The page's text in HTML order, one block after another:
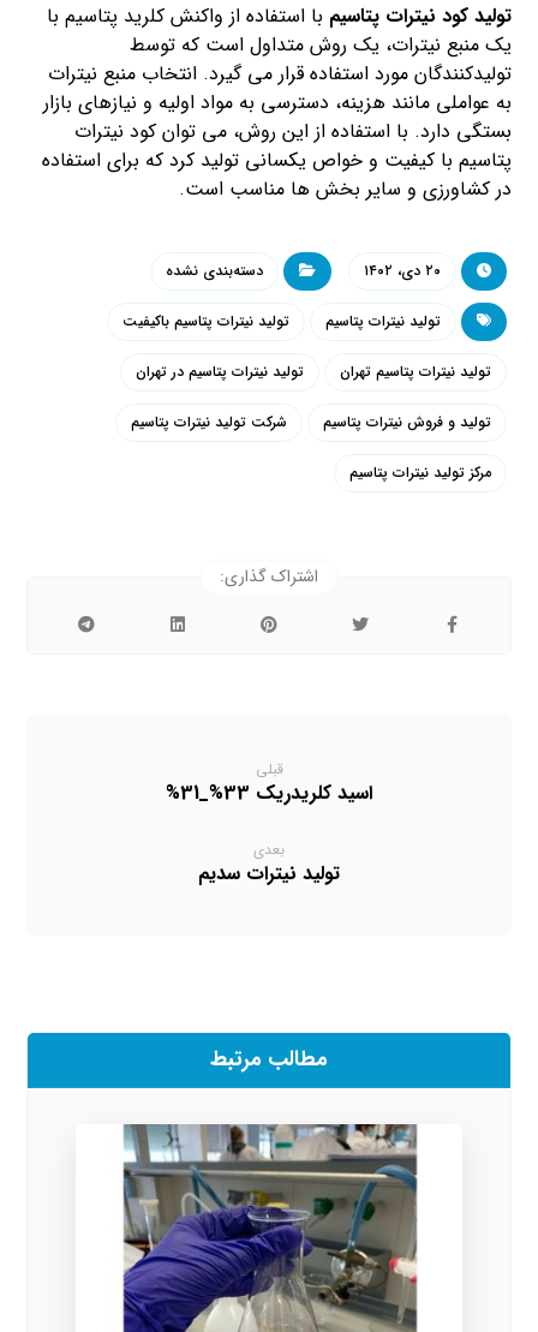
تولید کود نیترات پتاسیم با استفاده از واکنش کلرید پتاسیم با
یک منبع نیترات، یک روش متداول است که توسط
تولیدکنندگان مورد استفاده قرار می گیرد. انتخاب منبع نیترات
به عواملی مانند هزینه، دسترسی به مواد اولیه و نیازهای بازار
بستگی دارد. با استفاده از این روش، می توان کود نیترات
پتاسیم با کیفیت و خواص یکسانی تولید کرد که برای استفاده
در کشاورزی و سایر بخش ها مناسب است.
۲۰ دی، ۱۴۰۲ دسته‌بندی نشده
تولید نیترات پتاسیم تولید نیترات پتاسیم باکیفیت
تولید نیترات پتاسیم تهران تولید نیترات پتاسیم در تهران
تولید و فروش نیترات پتاسیم شرکت تولید نیترات پتاسیم
مرکز تولید نیترات پتاسیم
قبلی
اسید کلریدریک 33%_31%
بعدی
تولید نیترات سدیم
مطالب مرتبط